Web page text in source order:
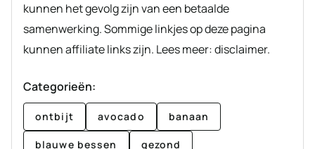
kunnen het gevolg zijn van een betaalde
samenwerking. Sommige linkjes op deze pagina
kunnen affiliate links zijn. Lees meer: disclaimer.
Categorieën:
ontbijt avocado banaan
blauwe bessen gezond